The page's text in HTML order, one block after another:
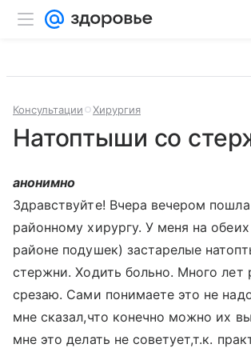
Консультации Хирургия
Натоптыши со
анонимно
Здравствуйте! Вчера вечером
районному хирургу. У меня на
районе подушек) застарелые
стержни. Ходить больно. Много лет
срезаю. Сами понимаете это не
мне сказал,что конечно можно их
мне это делать не советует,т.к.